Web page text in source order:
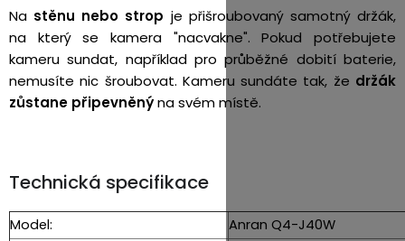
Na stěnu nebo strop je přišroubovaný samotný držák,
na který se kamera "nacvakne". Pokud potřebujete
kameru sundat, například pro průběžné dobití baterie,
nemusíte nic šroubovat. Kameru sundáte tak, že držák
zůstane připevněnýna svém místě.
Technická specifikace
Model:
Anran Q4-J40W